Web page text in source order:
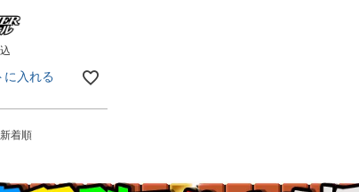
に入れる
新着順